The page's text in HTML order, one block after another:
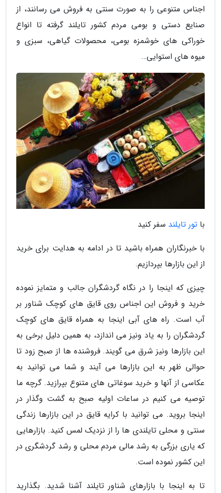
اجناس متنوعی را به صورت سنتی به فروش می رسانند، از
صنایع دستی و بومی مردم کشور تایلند گرفته تا انواع
خوراکی های خوشمزه بومی، محصولات گیاهی، سبزی و
میوه های استوایی…
با تور تایلند سفر کنید
با خبرنگاران همراه باشید تا در ادامه به هدایت برای خرید
از این بازارها بپردازیم.
چیزی که اینجا را در نگاه گردشگران جالب و متمایز نموده
خرید و فروش این اجناس روی قایق های کوچک شناور بر
آب است. راه های آبی اینجا به همراه قایق های کوچک
گردشگران را به یاد ونیز می اندازد، به همین دلیل برخی به
این بازارها ونیز شرق می گویند. فروشنده ها از صبح زود تا
حوالی ظهر به این بازارها می آیند و شما می توانید به
عکاسی از آنها و خرید سوغاتی های متنوع بپرازید. گرچه ما
توصیه می کنیم در ساعات اولیه صبح به گشت وگذار در
اینجا بروید. می توانید با کرایه قایق در این بازارها زندگی
سنتی و محلی تایلندی ها را از نزدیک لمس کنید. بازارهایی
که یاری بزرگی به رشد مالی مردم محلی و رشد گردشگری در
این کشور نموده است.
تا به اینجا با بازارهای شناور تایلند آشنا شدید. بگذارید